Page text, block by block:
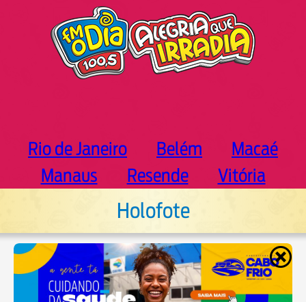
Rio de Janeiro Belém
Macaé
Manaus
Resende Vitória
Holofote